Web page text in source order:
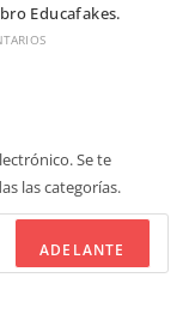
Educafakes.
Se te
las categorías.
ADELANTE